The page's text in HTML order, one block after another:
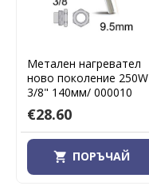
Метален нагревател
ново поколение 250W
3/8" 140мм/ 000010
€28.60
ПОРЪЧАЙ